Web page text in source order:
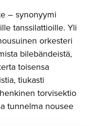
– synonyymi
tanssilattioille. Yli
orkesteri
bilebändeistä,
toisensa
tiukasti
torvisektio
tunnelma nousee